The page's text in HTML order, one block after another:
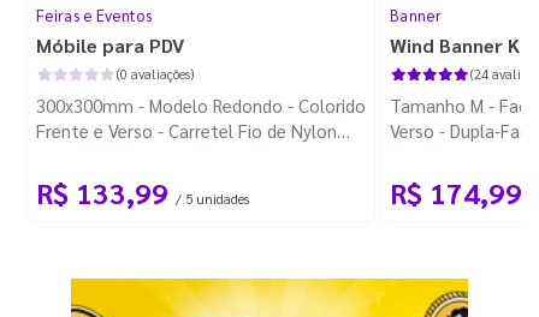
Feiras e Eventos
Móbile para PDV
(0 avaliações)
300x300mm - Modelo Redondo - Colorido
Frente e Verso - Carretel Fio de Nylon
R$ 133,99 / 5 unidades
Banner
Wind Banner
(24
Tamanho M -
Verso - Dupla-
R$ 174,99